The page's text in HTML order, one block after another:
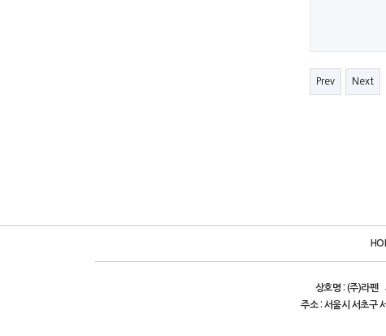
Prev Next
상호명 : (주)라펜
주소 : 서울시 서초구